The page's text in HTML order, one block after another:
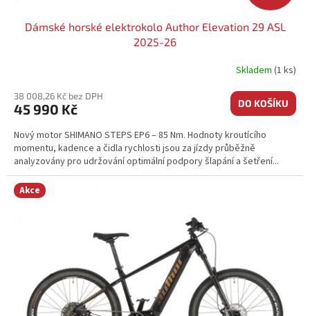
Dámské horské elektrokolo Author Elevation 29 ASL
2025-26
Skladem (1 ks)
38 008,26 Kč bez DPH
45 990 Kč DO KOŠÍKU
Nový motor SHIMANO STEPS EP6 – 85 Nm. Hodnoty kroutícího
momentu, kadence a čidla rychlosti jsou za jízdy průběžně
analyzovány pro udržování optimální podpory šlapání a šetření...
Akce